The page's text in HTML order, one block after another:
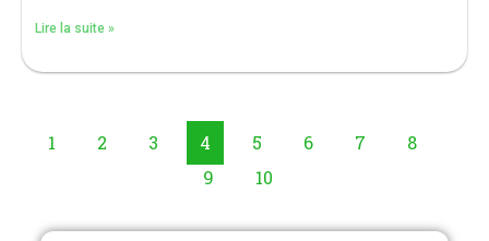
Lire la suite »
1 2 3 4 5 6 7
8
9
10